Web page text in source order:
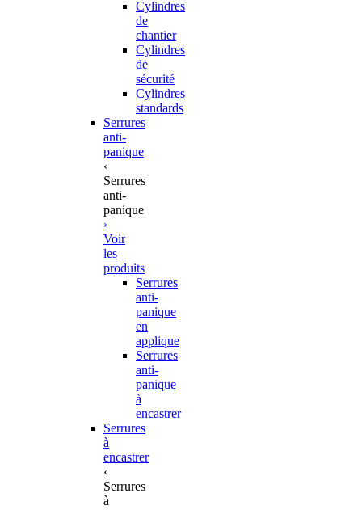
Cylindres
de
chantier
Cylindres
de
sécurité
Cylindres
standards
Serrures
anti-
panique
‹
Serrures
anti-
panique
›
Voir
les
produits
Serrures
anti-
panique
en
applique
Serrures
anti-
panique
à
encastrer
Serrures
à
encastrer
‹
Serrures
à